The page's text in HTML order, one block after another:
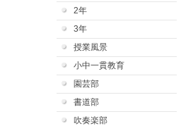
2年
3年
授業風景
小中一貫教育
園芸部
書道部
吹奏楽部